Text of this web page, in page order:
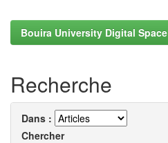
Bouira University Digital Space
Recherche
Dans :
Chercher